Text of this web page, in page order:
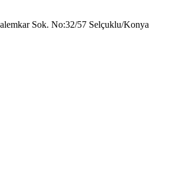
Sok. No:32/57 Selçuklu/Konya